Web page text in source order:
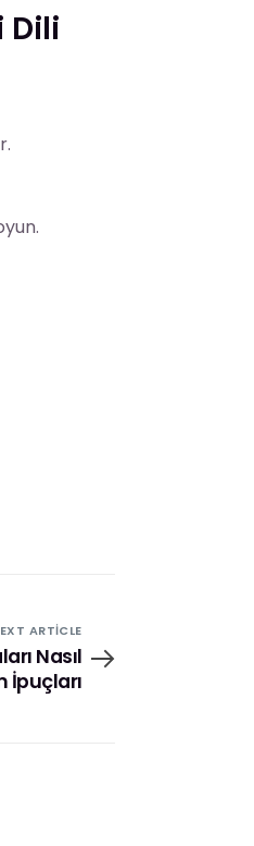
Dili
ARTICLE
Nasıl
İpuçları